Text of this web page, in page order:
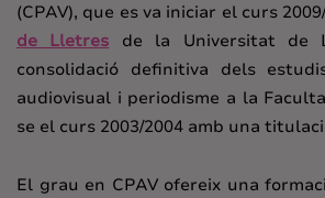
(CPAV), que es va iniciar el curs
de Lletres de la Universitat de
consolidació definitiva dels
audiovisual i periodisme a la
se el curs 2003/2004 amb una
El grau en CPAV ofereix una